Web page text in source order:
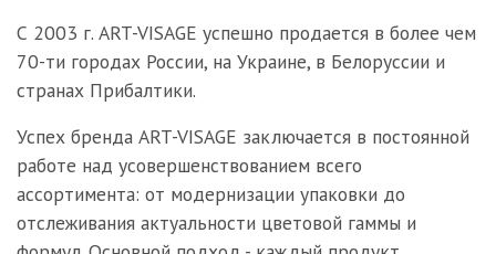
С 2003 г. ART-VISAGE успешно продается в более чем
70-ти городах России, на Украине, в Белоруссии и
странах Прибалтики.
Успех бренда ART-VISAGE заключается в постоянной
работе над усовершенствованием всего
ассортимента: от модернизации упаковки до
отслеживания актуальности цветовой гаммы и